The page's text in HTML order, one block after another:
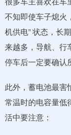
不知即使车子熄火
机供电” 状态，长
来越多，导航、行
停车后一定要确认
此外，蓄电池最害
常温时的电容量低
活中要注意：